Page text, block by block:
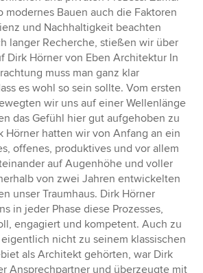
modernes Bauen auch die Faktoren
und Nachhaltigkeit beachten
langer Recherche, stießen wir über
Dirk Hörner von Eben Architektur In
muss man ganz klar
es wohl so sein sollte. Vom ersten
wir uns auf einer Wellenlänge
das Gefühl hier gut aufgehoben zu
Hörner hatten wir von Anfang an ein
offenes, produktives und vor allem
auf Augenhöhe und voller
von zwei Jahren entwickelten
unser Traumhaus. Dirk Hörner
in jeder Phase diese Prozesses,
engagiert und kompetent. Auch zu
nicht zu seinem klassischen
als Architekt gehörten, war Dirk
Ansprechpartner und überzeugte mit